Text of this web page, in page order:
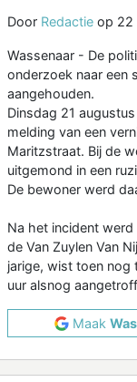
Door Redactie op 22
Wassenaar - De
onderzoek naar een
aangehouden.
Dinsdag 21
melding van een
Maritzstraat. Bij de
uitgemond in een
De bewoner werd
Na het incident
de Van Zuylen Van
jarige, wist toen nog
uur alsnog
Maak